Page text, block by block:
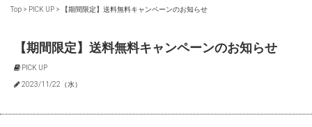
Top > PICK UP > 【期間限定】送料無料キャンペーンのお知らせ
【期間限定】送料無料キャンペーンのお知らせ
PICK UP
2023/11/22（水）